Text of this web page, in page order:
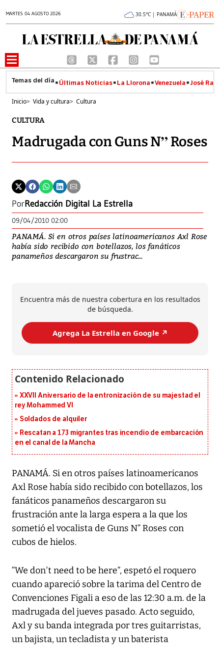
MARTES 04 AGOSTO 2026 30.5°C | PANAMÁ
Últimas Noticias La Llorona Venezuela José
Inicio> Vida y cultura> Cultura
CULTURA
Madrugada con Guns N” Roses
PorRedacción Digital La Estrella
09/04/2010 02:00
PANAMÁ. Si en otros países latinoamericanos Axl Rose
había sido recibido con botellazos, los fanáticos
panameños descargaron su frustrac...
Encuentra más de nuestra cobertura en los resultados
de búsqueda.
Agrega La Estrella en Google ↗️
XXVII Aniversario de la entronización de su majestad el
rey Mohammed VI
Soldados de alquiler
Rescatan a 173 migrantes tras incendio de embarcación
en el canal de la Mancha
PANAMÁ. Si en otros países latinoamericanos
Axl Rose había sido recibido con botellazos, los
fanáticos panameños descargaron su
frustración ante la larga espera a la que los
sometió el vocalista de Guns N” Roses con
cubos de hielos.
“We don′t need to be here”, espetó el roquero
cuando apareció sobre la tarima del Centro de
Convenciones Figali a eso de las 12:30 a.m. de la
madrugada del jueves pasado. Acto seguido,
Axl y su banda integrada por tres guitarristas,
un bajista, un tecladista y un baterista